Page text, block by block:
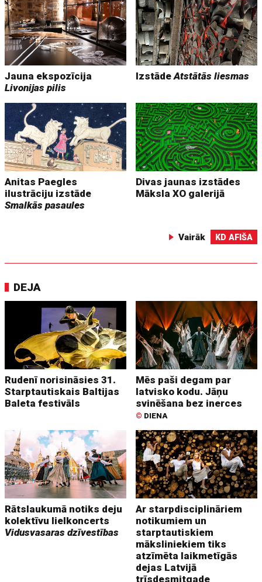
Jauna ekspozīcija
Livonijas pilis
IzstādeAtstātās liesmas
Anitas Paegles
ilustrāciju izstāde
Smalkās pasaules
Divas jaunas izstādes
Māksla XO galerijā
Vairāk KD AFIŠA
DEJA
Rudenī norisināsies 31.
Starptautiskais Baltijas
Baleta festivāls
Mēs paši degam par
latvisko kodu. Jāņu
svinēšana bez inerces
© DIENA
Rātslaukumā notiks deju
kolektīvu lielkoncerts
Vidusvasaras dzīvestības
Ar starpdisciplināriem
notikumiem un
starptautiskiem
māksliniekiem tiks
atzīmēta laikmetīgās
dejas Latvijā
trīsdesmitgade